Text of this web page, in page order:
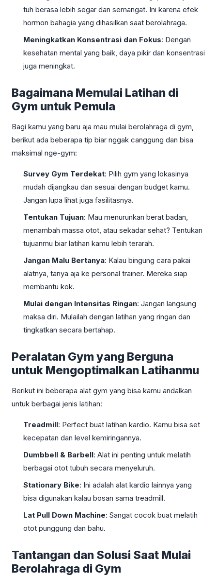
tuh berasa lebih segar dan semangat. Ini karena efek
hormon bahagia yang dihasilkan saat berolahraga.
Meningkatkan Konsentrasi dan Fokus: Dengan
kesehatan mental yang baik, daya pikir dan konsentrasi
juga meningkat.
Bagaimana Memulai Latihan di
Gym untuk Pemula
Bagi kamu yang baru aja mau mulai berolahraga di gym,
berikut ada beberapa tip biar nggak canggung dan bisa
maksimal nge-gym:
Survey Gym Terdekat: Pilih gym yang lokasinya
mudah dijangkau dan sesuai dengan budget kamu.
Jangan lupa lihat juga fasilitasnya.
Tentukan Tujuan: Mau menurunkan berat badan,
menambah massa otot, atau sekadar sehat? Tentukan
tujuanmu biar latihan kamu lebih terarah.
Jangan Malu Bertanya: Kalau bingung cara pakai
alatnya, tanya aja ke personal trainer. Mereka siap
membantu kok.
Mulai dengan Intensitas Ringan: Jangan langsung
maksa diri. Mulailah dengan latihan yang ringan dan
tingkatkan secara bertahap.
Peralatan Gym yang Berguna
untuk Mengoptimalkan Latihanmu
Berikut ini beberapa alat gym yang bisa kamu andalkan
untuk berbagai jenis latihan:
Treadmill: Perfect buat latihan kardio. Kamu bisa set
kecepatan dan level kemiringannya.
Dumbbell & Barbell: Alat ini penting untuk melatih
berbagai otot tubuh secara menyeluruh.
Stationary Bike: Ini adalah alat kardio lainnya yang
bisa digunakan kalau bosan sama treadmill.
Lat Pull Down Machine: Sangat cocok buat melatih
otot punggung dan bahu.
Tantangan dan Solusi Saat Mulai
Berolahraga di Gym